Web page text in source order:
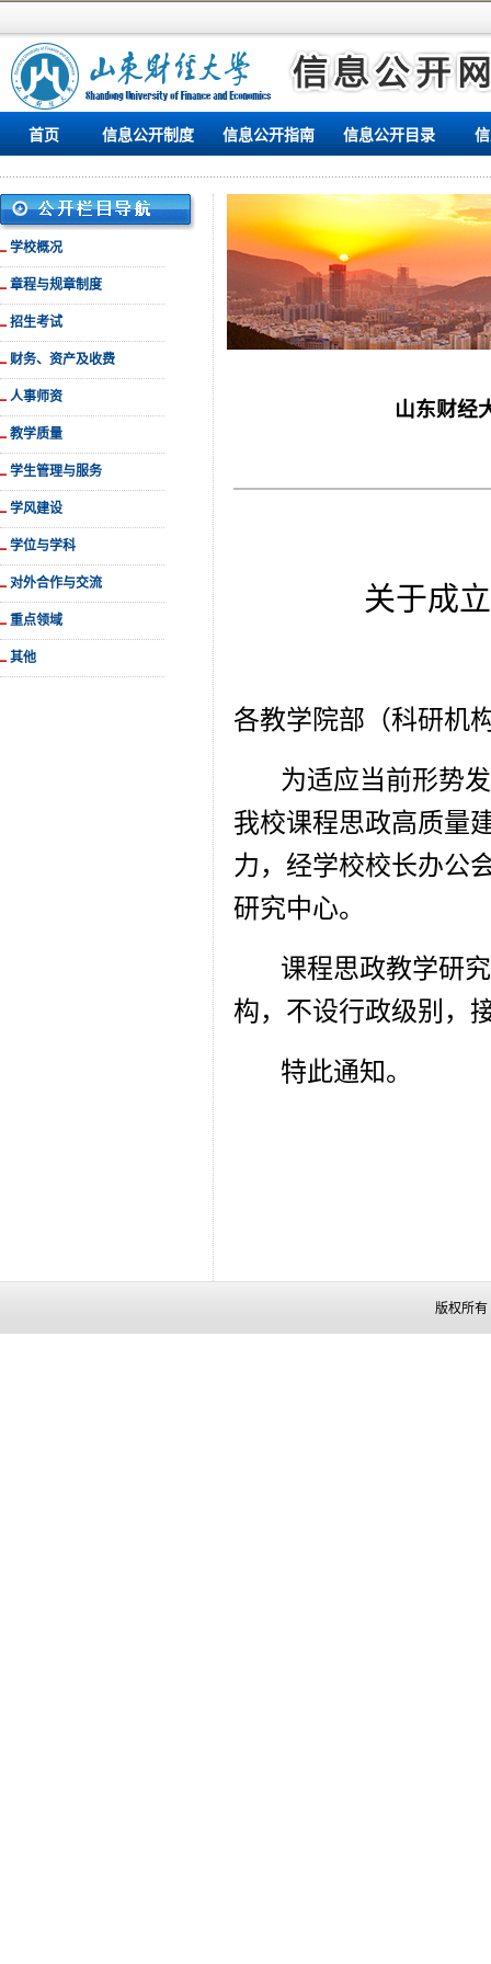
首页 信息公开制度 信息公开指南 信息公开目录
学校概况
章程与规章制度
招生考试
财务、资产及收费
人事师资
教学质量
学生管理与服务
学风建设
学位与学科
对外合作与交流
重点领域
其他
山东财经
关于成
各教学院部（科研机
为适应当前形势
我校课程思政高质量
力，经学校校长办公
研究中心。
课程思政教学研
构，不设行政级别，
特此通知。
版权所